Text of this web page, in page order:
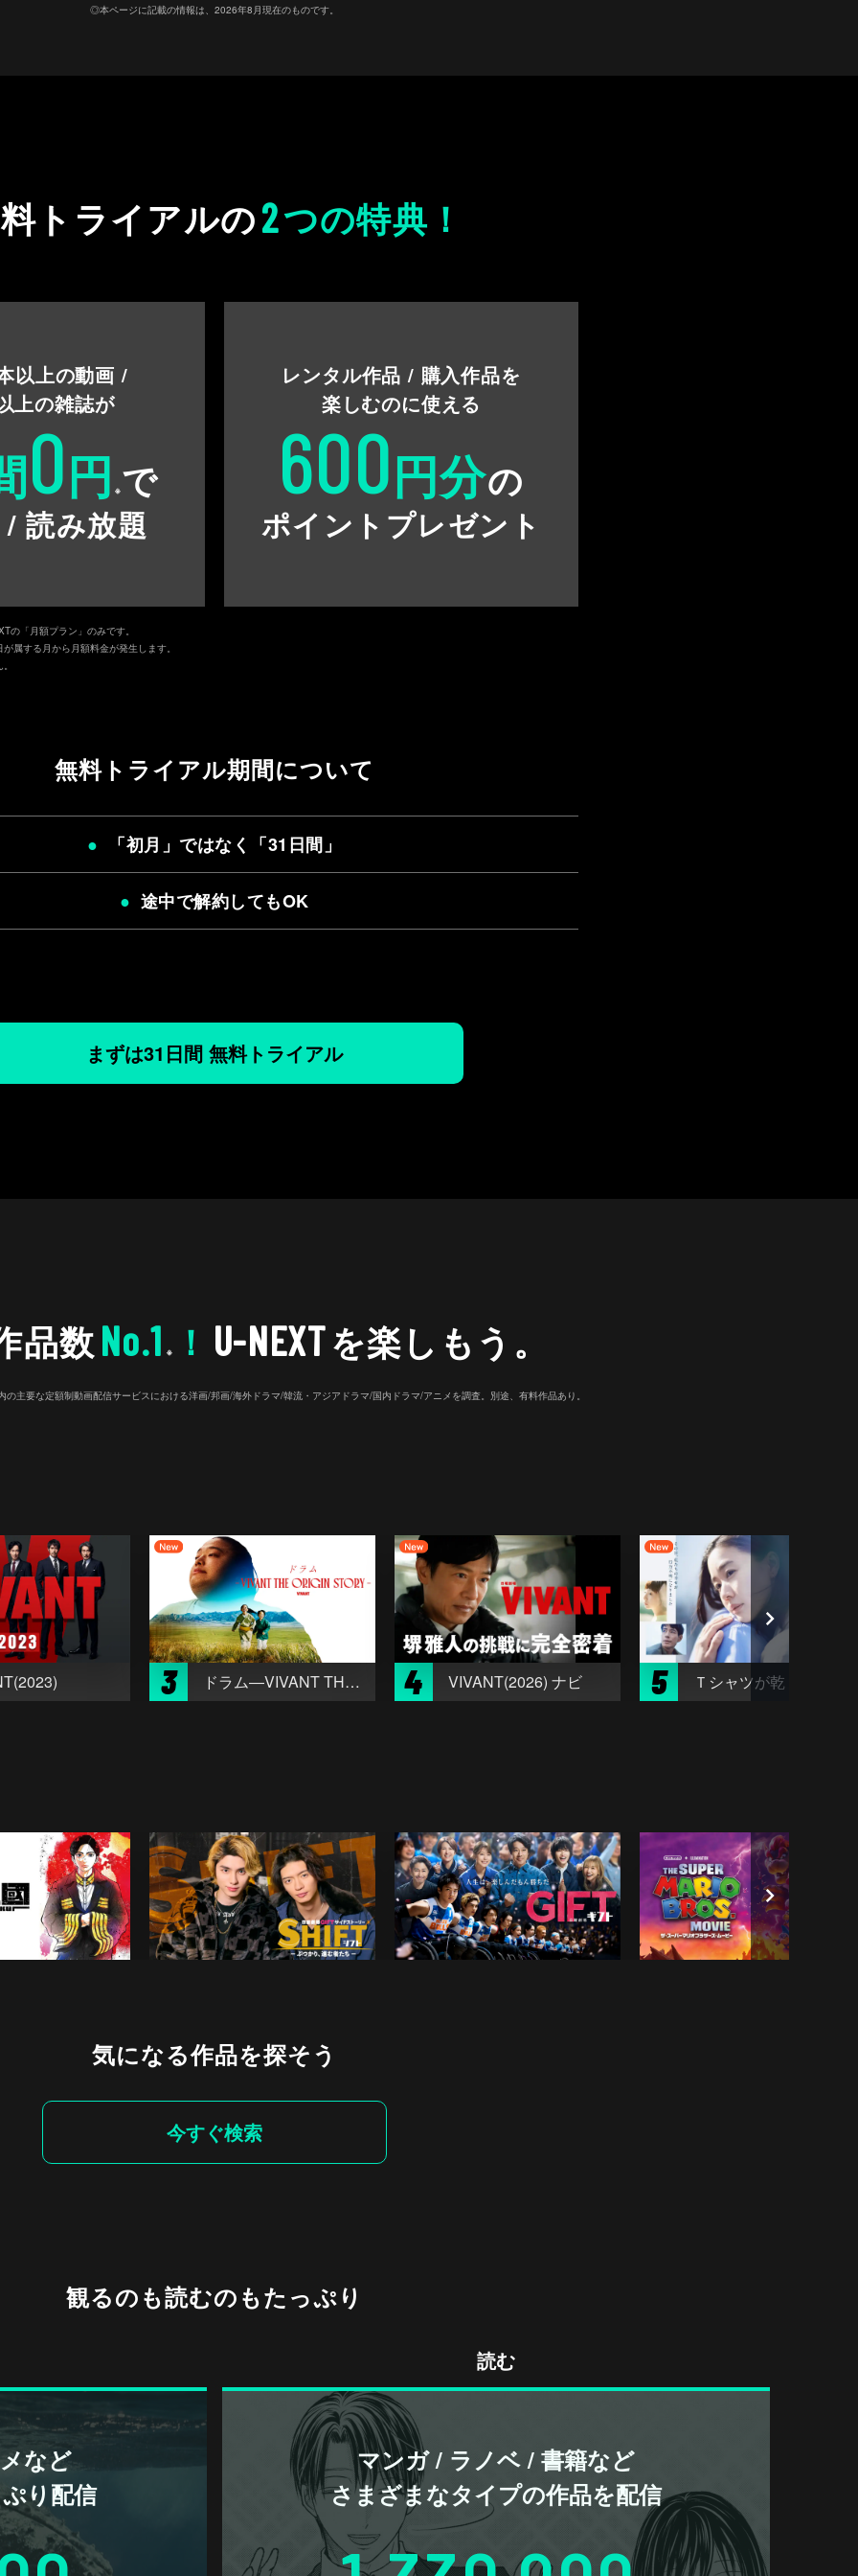
◎本ページに記載の情報は、2026年8月現在のものです。
トライアルの2つの特典！
以上の動画 /
上の雑誌が
0円 ※で
/ 読み放題
の「月額プラン」のみです。
属する月から月額料金が発生します。
レンタル作品 / 購入作品を
楽しむのに使える
600円分の
ポイントプレゼント
無料トライアル期間について
「初月」ではなく「31日間 」
途中で解約してもOK
まずは31日間 無料トライアル
品数No.1 ※ ！ U-NEXTを楽しもう。
主要な定額制動画配信サービスにおける洋画/邦画/海外ドラマ/韓流・アジアドラマ/国内ドラマ/アニメを調査。別途、有料作品あり。
3 ドラム―VIVANT THE ORIGIN STORY― 4 VIVANT(2026) ナビ 5 Ｔシャツが乾くまで
気になる作品を探そう
今すぐ検索
観るのも読むのもたっぷり
読む
など
り配信
マンガ / ラノベ / 書籍など
さまざまなタイプの作品を配信